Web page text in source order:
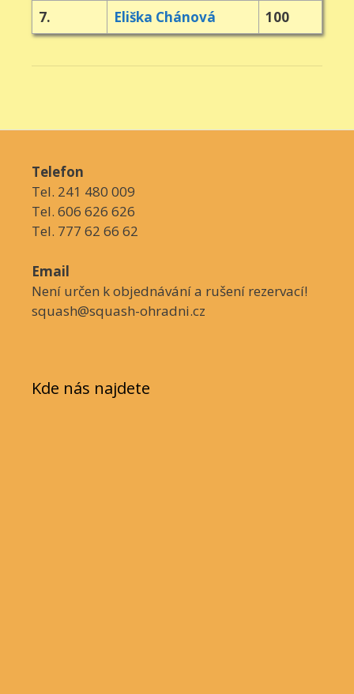
7.
Eliška Chánová 100
Telefon
Tel. 241 480 009
Tel. 606 626 626
Tel. 777 62 66 62
Email
Není určen k objednávání a rušení rezervací!
squash@squash-ohradni.cz
Kde nás najdete